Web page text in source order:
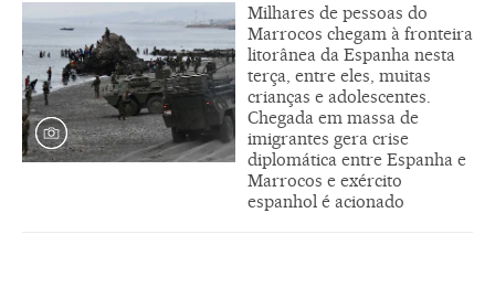
Milhares de pessoas do
Marrocos chegam à fronteira
litorânea da Espanha nesta
terça, entre eles, muitas
crianças e adolescentes.
Chegada em massa de
imigrantes gera crise
diplomática entre Espanha e
Marrocos e exército
espanhol é acionado